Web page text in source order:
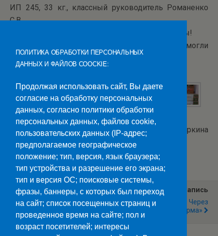
ИП 245, 33 кг., классный руководитель Романенко
С.В.
Спасибо за участие в акции по сбору макулатуры!
Мы рады, что вы приняли участие и помогли
сохранить природные ресурсы нашей планеты.
Текст и фото: Т.Офицеркина
Категории:Новости
Предыдущая Запись
«Математика И ЗОЖ»
Следующая Запись
«Зачёт По Философии Через
Призму Брейншторма»
ПОЛИТИКА ОБРАБОТКИ ПЕРСОНАЛЬНЫХ
ДАННЫХ И ФАЙЛОВ COOCKIE:
Продолжая использовать сайт, Вы даете
согласие на обработку персональных
данных, согласно политики обработки
персональных данных, файлов cookie,
пользовательских данных (IP-адрес;
предполагаемое географическое
положение; тип, версия, язык браузера;
тип устройства и разрешение его экрана;
тип и версия ОС; поисковые системы,
фразы, баннеры, с которых был переход
на сайт; список посещенных страниц и
проведенное время на сайте; пол и
возраст посетителей; интересы